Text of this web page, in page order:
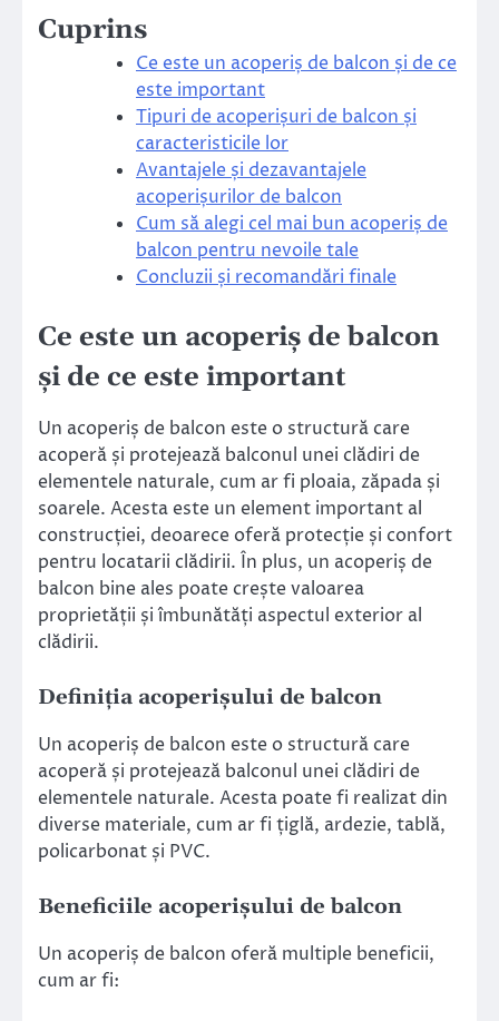
Cuprins
Ce este un acoperiș de balcon și de ce
este important
Tipuri de acoperișuri de balcon și
caracteristicile lor
Avantajele și dezavantajele
acoperișurilor de balcon
Cum să alegi cel mai bun acoperiș de
balcon pentru nevoile tale
Concluzii și recomandări finale
Ce este un acoperiș de balcon
și de ce este important
Un acoperiș de balcon este o structură care
acoperă și protejează balconul unei clădiri de
elementele naturale, cum ar fi ploaia, zăpada și
soarele. Acesta este un element important al
construcției, deoarece oferă protecție și confort
pentru locatarii clădirii. În plus, un acoperiș de
balcon bine ales poate crește valoarea
proprietății și îmbunătăți aspectul exterior al
clădirii.
Definiția acoperișului de balcon
Un acoperiș de balcon este o structură care
acoperă și protejează balconul unei clădiri de
elementele naturale. Acesta poate fi realizat din
diverse materiale, cum ar fi țiglă, ardezie, tablă,
policarbonat și PVC.
Beneficiile acoperișului de balcon
Un acoperiș de balcon oferă multiple beneficii,
cum ar fi: